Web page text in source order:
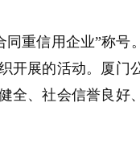
同重信用企业”称号
展的活动。厦门
全、社会信誉良好